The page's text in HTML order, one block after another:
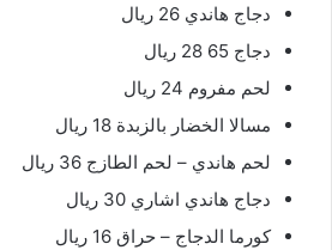
دجاج هاندي 26 ريال
دجاج 65 28 ريال
لحم مفروم 24 ريال
مسالا الخضار بالزبدة 18 ريال
لحم هاندي – لحم الطازج 36 ريال
دجاج هاندي اشاري 30 ريال
كورما الدجاج – حراق 16 ريال